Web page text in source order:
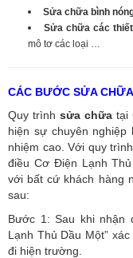
Sửa chữa bình
Sửa chữa các
mô tơ các loại …
CÁC BƯỚC SỬA
Quy trình sửa chữa tại
hiện sự chuyên
nhiệm cao. Với quy
điều Cơ Điện Lạnh
với bất cứ khách hàng
sau:
Bước 1: Sau khi nhận
Lạnh Thủ Dầu Một”
đi hiện trường.